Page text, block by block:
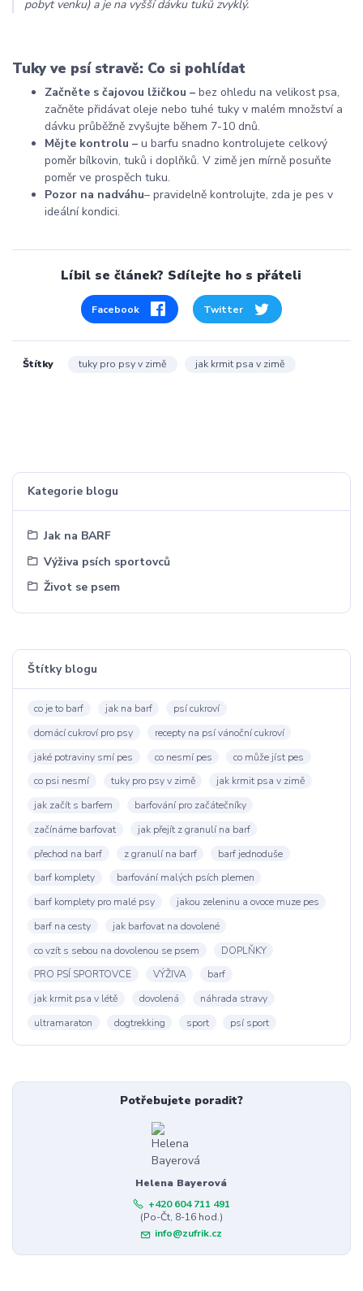
Kategorie blogu
Jak na BARF
Výživa psích sportovců
Život se psem
Štítky blogu
co je to barf jak na barf
psí cukroví
domácí cukroví pro psy
recepty na psí vánoční cukroví
jaké potraviny smí pes
co nesmí pes
co může jíst pes
co psi nesmí
tuky pro psy v zimě
jak krmit psa v zimě
jak začít s barfem
barfování pro začátečníky
začínáme barfovat
jak přejít z granulí na barf
přechod na barf
z granulí na barf
barf jednoduše
barf komplety
barfování malých psích plemen
barf komplety pro malé psy
jakou zeleninu a ovoce muze pes
barf na cesty
jak barfovat na dovolené
co vzít s sebou na dovolenou se psem
DOPLŇKY
PRO PSÍ SPORTOVCE
VÝŽIVA
barf
jak krmit psa v létě
dovolená
náhrada stravy
ultramaraton
dogtrekking sport psí sport
Potřebujete poradit?
Helena Bayerová
+420 604 711 491
(Po-Čt, 8-16 hod.)
info@zufrik.cz
pobyt venku) a je na vyšší dávku tuků zvyklý.
Tuky ve psí stravě: Co si pohlídat
Začněte s čajovou lžičkou – bez ohledu na velikost psa,
začněte přidávat oleje nebo tuhé tuky v malém množství a
dávku průběžně zvyšujte během 7-10 dnů.
Mějte kontrolu – u barfu snadno kontrolujete celkový
poměr bílkovin, tuků i doplňků. V zimě jen mírně posuňte
poměr ve prospěch tuku.
Pozor na nadváhu– pravidelně kontrolujte, zda je pes v
ideální kondici.
Líbil se článek? Sdílejte ho s přáteli
Facebook Twitter
Štítky tuky pro psy v zimě jak krmit psa v zimě